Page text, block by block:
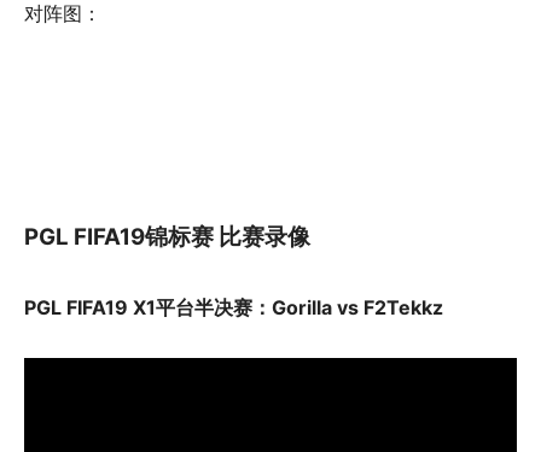
对阵图：
PGL FIFA19锦标赛 比赛录像
PGL FIFA19 X1平台半决赛：Gorilla vs F2Tekkz